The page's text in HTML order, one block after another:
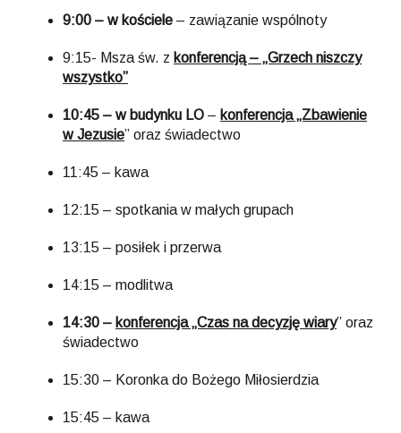
9:00 – w kościele – zawiązanie wspólnoty
9:15- Msza św. z konferencją – „Grzech niszczy
wszystko”
10:45 – w budynku LO – konferencja „Zbawienie
w Jezusie” oraz świadectwo
11:45 – kawa
12:15 – spotkania w małych grupach
13:15 – posiłek i przerwa
14:15 – modlitwa
14:30 – konferencja „Czas na decyzję wiary” oraz
świadectwo
15:30 – Koronka do Bożego Miłosierdzia
15:45 – kawa